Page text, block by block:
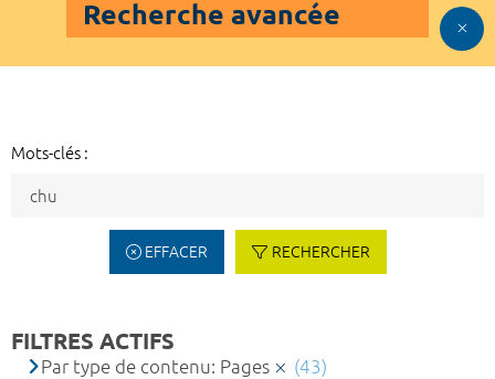
Recherche avancée
Mots-clés :
EFFACER RECHERCHER
FILTRES ACTIFS
Par type de contenu: Pages
(43)